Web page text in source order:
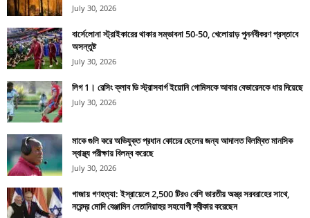
July 30, 2026
বার্সেলোনা স্ট্রাইকারের থাকার সম্ভাবনা 50-50, খেলোয়াড় পুনর্নবীকরণ প্রস্তাবে
অসন্তুষ্ট
July 30, 2026
লিগ 1। রেসিং ক্লাব ডি স্ট্রাসবার্গ ইয়োনি গোমিসকে আবার বেভারেনকে ধার দিয়েছে
July 30, 2026
মাকে গুলি করে অভিযুক্ত প্রধান কোচের ছেলের জন্য আদালত বিলম্বিত মানসিক
স্বাস্থ্য পরীক্ষায় বিলম্ব করেছে
July 30, 2026
গাজায় গণহত্যা: ইস্রায়েলে 2,500 টিরও বেশি ভারতীয় অস্ত্র সরবরাহের সাথে,
নরেন্দ্র মোদি বেঞ্জামিন নেতানিয়াহুর সহযোগী স্বীকার করেছেন